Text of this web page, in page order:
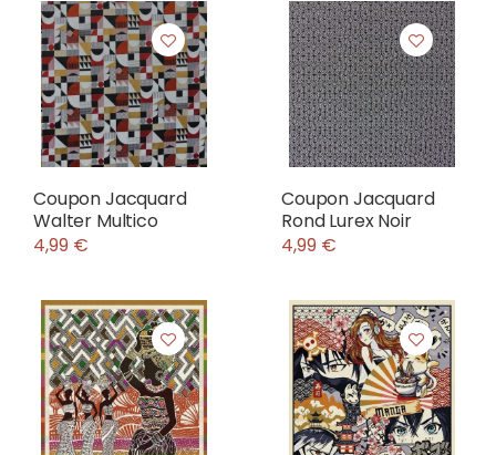
Coupon Jacquard
Walter Multico
4,99 €
Coupon Jacquard
Rond Lurex Noir
4,99 €